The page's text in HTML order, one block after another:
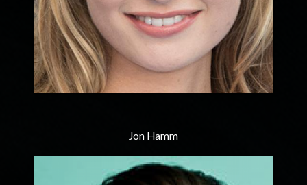
Jon Hamm